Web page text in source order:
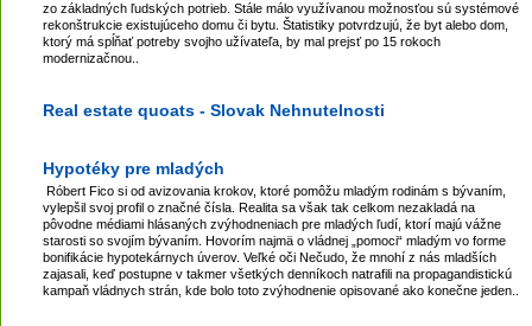
zo základných ľudských potrieb. Stále málo využívanou možnosťou sú systémové
rekonštrukcie existujúceho domu či bytu. Štatistiky potvrdzujú, že byt alebo dom,
ktorý má spĺňať potreby svojho užívateľa, by mal prejsť po 15 rokoch
modernizačnou..
Real estate quoats - Slovak Nehnutelnosti
Hypotéky pre mladých
Róbert Fico si od avizovania krokov, ktoré pomôžu mladým rodinám s bývaním,
vylepšil svoj profil o značné čísla. Realita sa však tak celkom nezakladá na
pôvodne médiami hlásaných zvýhodneniach pre mladých ľudí, ktorí majú vážne
starosti so svojím bývaním. Hovorím najmä o vládnej „pomoci“ mladým vo forme
bonifikácie hypotekárnych úverov. Veľké oči Nečudo, že mnohí z nás mladších
zajasali, keď postupne v takmer všetkých denníkoch natrafili na propagandistickú
kampaň vládnych strán, kde bolo toto zvýhodnenie opisované ako konečne jeden..